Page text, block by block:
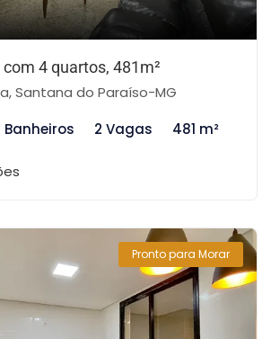
4 quartos, 481m²
Santana do Paraíso-MG
Banheiros 2 Vagas 481 m²
Pronto para Morar